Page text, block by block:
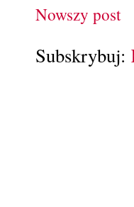
Nowszy post
Subskrybuj: